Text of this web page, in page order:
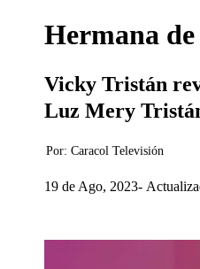
Hermana
Vicky Tristán
Luz Mery
Por: Caracol Televisión
19 de Ago, 2023